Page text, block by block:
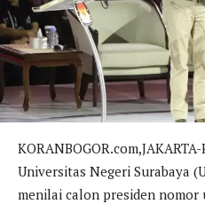
Universitas Negeri Surabaya
menilai calon presiden nomor